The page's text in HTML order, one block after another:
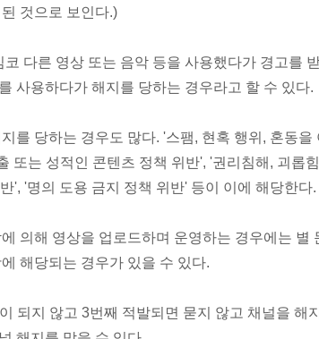
것으로 보인다.)
코 다른 영상 또는 음악 등을 사용했다가 경고를
사용하다가 해지를 당하는 경우라고 할 수 있다.
를 당하는 경우도 많다. '스팸, 현혹 행위, 혼동을
또는 성적인 콘텐츠 정책 위반', '권리침해, 괴롭
', '명의 도용 금지 정책 위반' 등이 이에 해당한다.
의해 영상을 업로드하며 운영하는 경우에는 별
해당되는 경우가 있을 수 있다.
되지 않고 3번째 적발되면 묻지 않고 채널을 해